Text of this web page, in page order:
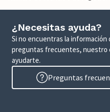
¿Necesitas ayuda?
Si no encuentras la
preguntas frecuentes, nuestro
ayudarte.
Preguntas